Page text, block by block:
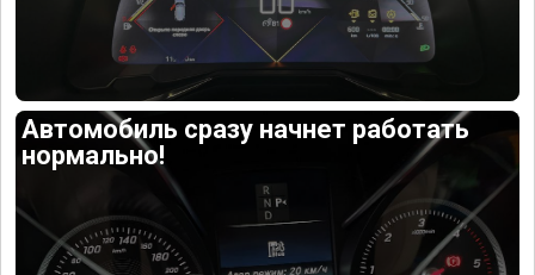
Автомобиль сразу начнет работать
нормально!